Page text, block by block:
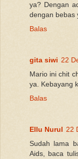
ya? Dengan
dengan bebas
Balas
gita siwi 22
Mario ini chit
ya. Kebayang
Balas
Ellu Nurul 22
Sudah lama
Aids, baca